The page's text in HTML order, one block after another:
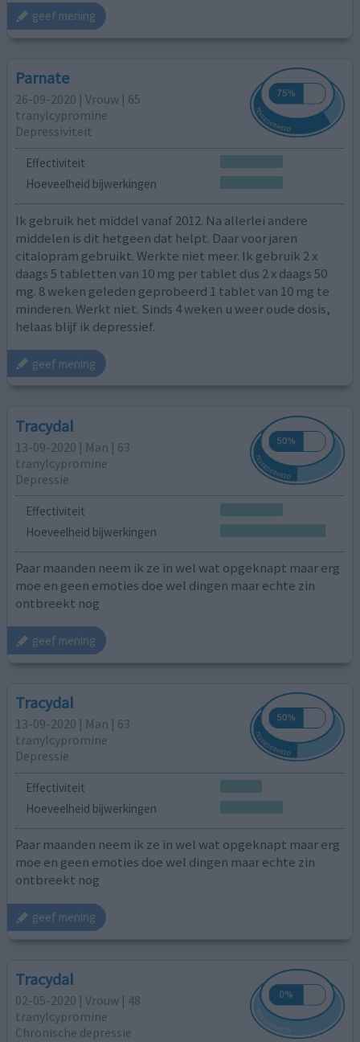
geef mening
Parnate
26-09-2020 | Vrouw | 65
tranylcypromine
Depressiviteit
Effectiviteit
Hoeveelheid bijwerkingen
Ik gebruik het middel vanaf 2012. Na allerlei andere
middelen is dit hetgeen dat helpt. Daar voor jaren
citalopram gebruikt. Werkte niet meer. Ik gebruik 2 x
daags 5 tabletten van 10 mg per tablet dus 2 x daags 50
mg. 8 weken geleden geprobeerd 1 tablet van 10 mg te
minderen. Werkt niet. Sinds 4 weken u weer oude dosis,
helaas blijf ik depressief.
geef mening
Tracydal
13-09-2020 | Man | 63
tranylcypromine
Depressie
Effectiviteit
Hoeveelheid bijwerkingen
Paar maanden neem ik ze in wel wat opgeknapt maar erg
moe en geen emoties doe wel dingen maar echte zin
ontbreekt nog
geef mening
Tracydal
13-09-2020 | Man | 63
tranylcypromine
Depressie
Effectiviteit
Hoeveelheid bijwerkingen
Paar maanden neem ik ze in wel wat opgeknapt maar erg
moe en geen emoties doe wel dingen maar echte zin
ontbreekt nog
geef mening
Tracydal
02-05-2020 | Vrouw | 48
tranylcypromine
Chronische depressie